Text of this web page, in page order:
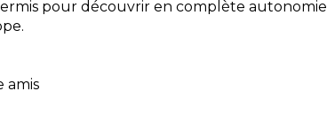
pour découvrir en complète autonomie
amis